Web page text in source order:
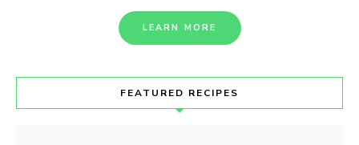
LEARN MORE
FEATURED RECIPES